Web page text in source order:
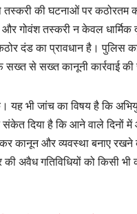
की घटनाओं पर कठोरतम
और गोवंश तस्करी न केवल
दंड का प्रावधान है। पुलिस
से सख्त कानूनी कार्रवाई की
भी जांच का विषय है कि
दिया है कि आने वाले दिनों में
कानून और व्यवस्था बनाए रखने
अवैध गतिविधियों को किसी